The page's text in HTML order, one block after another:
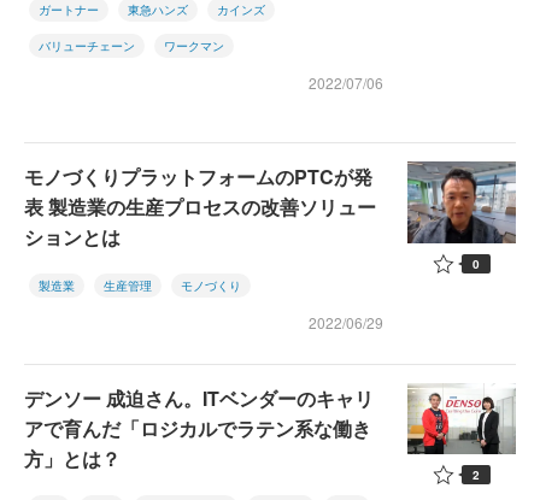
ガートナー 東急ハンズ カインズ
バリューチェーン ワークマン
2022/07/06
モノづくりプラットフォームのPTCが発
表 製造業の生産プロセスの改善ソリュー
ションとは
製造業 生産管理 モノづくり
2022/06/29
0
デンソー 成迫さん。ITベンダーのキャリ
アで育んだ「ロジカルでラテン系な働き
方」とは？
2